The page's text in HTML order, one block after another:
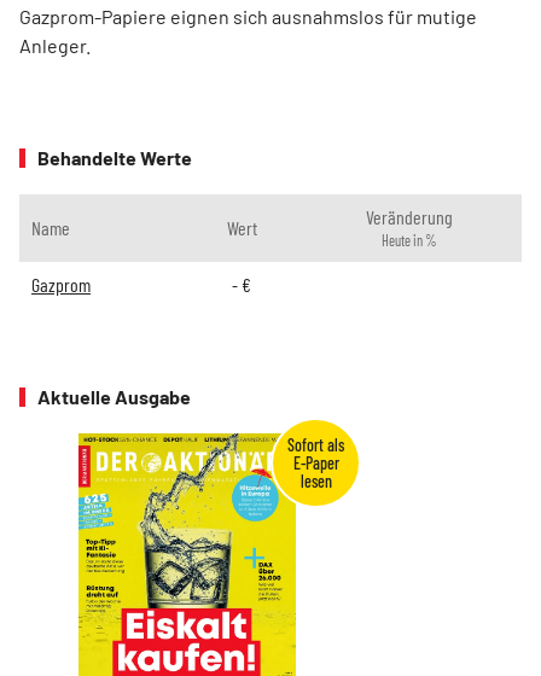
Gazprom-Papiere eignen sich ausnahmslos für mutige
Anleger.
Behandelte Werte
Name Wert Veränderung
Heute in %
Gazprom - €
Aktuelle Ausgabe